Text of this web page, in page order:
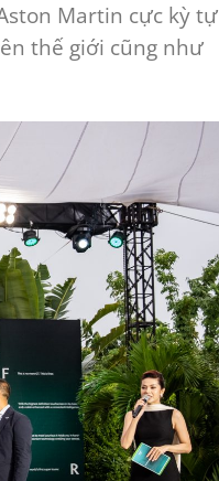
Martin cực kỳ tự
thế giới cũng như